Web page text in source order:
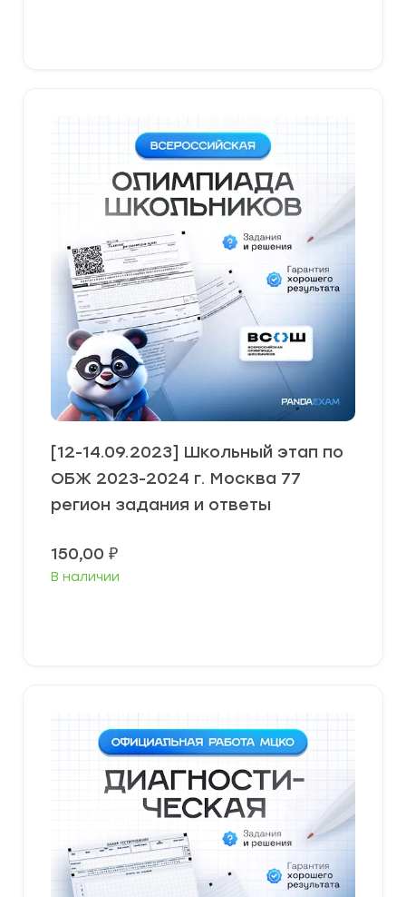
[12-14.09.2023] Школьный этап по
ОБЖ 2023-2024 г. Москва 77
регион задания и ответы
150,00 ₽
В наличии